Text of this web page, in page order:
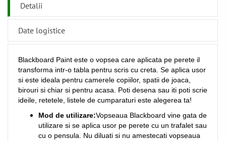
Detalii
Date logistice
Blackboard Paint este o vopsea care aplicata pe perete il
transforma intr-o tabla pentru scris cu creta. Se aplica usor
si este ideala pentru camerele copiilor, spatii de joaca,
birouri si chiar si pentru acasa. Poti desena sau iti poti scrie
ideile, retetele, listele de cumparaturi este alegerea ta!
Mod de utilizare:Vopseaua Blackboard vine gata de
utilizare si se aplica usor pe perete cu un trafalet sau
cu o pensula. Nu diluati si nu amestecati vopseaua